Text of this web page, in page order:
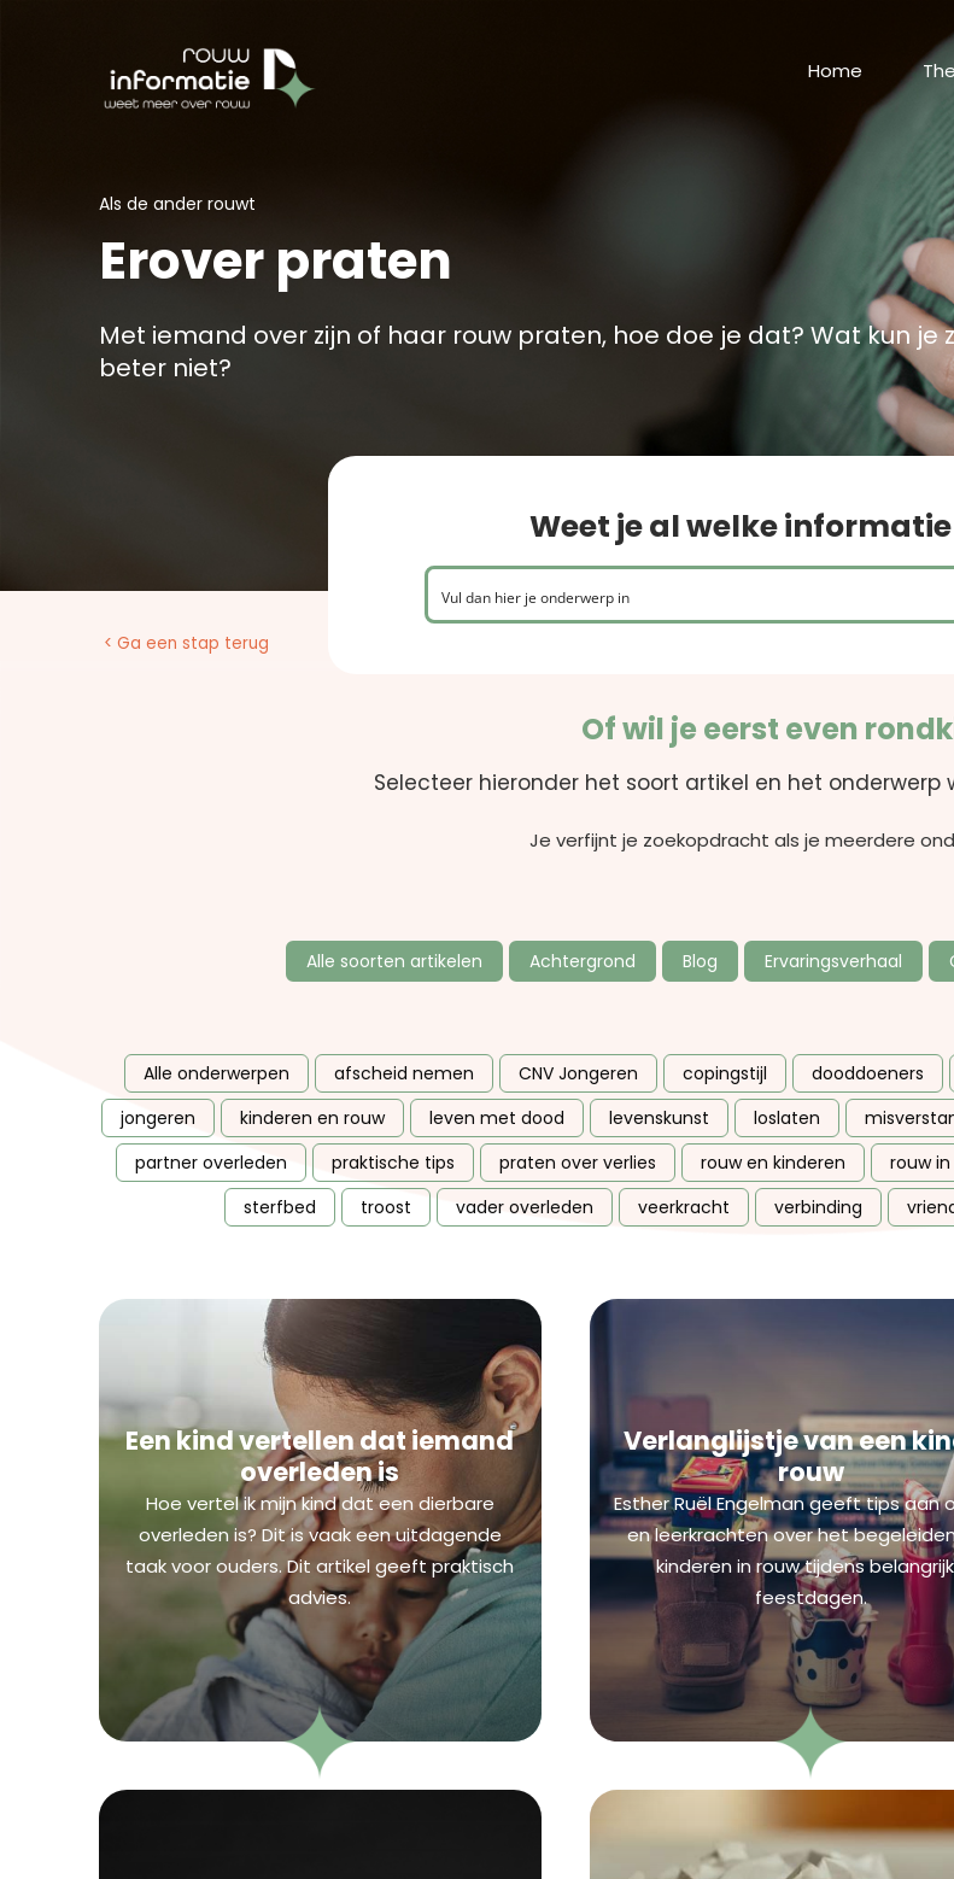
Home
Als de ander rouwt
Erover praten
Met iemand over zijn of haar rouw praten, hoe doe je dat? Wat kun
beter niet?
< Ga een stap terug
Weet je al welke
Of wil je eerst even
Selecteer hieronder het soort artikel en het onderwerp
Je verfijnt je zoekopdracht als je meerdere
Alle soorten artikelen Achtergrond Blog Ervaringsverhaal
Alle onderwerpen afscheid nemen CNV Jongeren copingstijl dooddoeners
jongeren
kinderen en rouw leven met dood levenskunst loslaten
partner overleden
praktische tips praten over verlies rouw en kinderen rouw
sterfbed
troost vader overleden veerkracht verbinding
Een kind vertellen dat iemand
overleden is
Hoe vertel ik mijn kind dat een dierbare
overleden is? Dit is vaak een uitdagende
taak voor ouders. Dit artikel geeft praktisch
advies.
Verlanglijstje van een
rouw
Esther Ruël Engelman geeft tips aan
en leerkrachten over het
kinderen in rouw tijdens
feestdagen.